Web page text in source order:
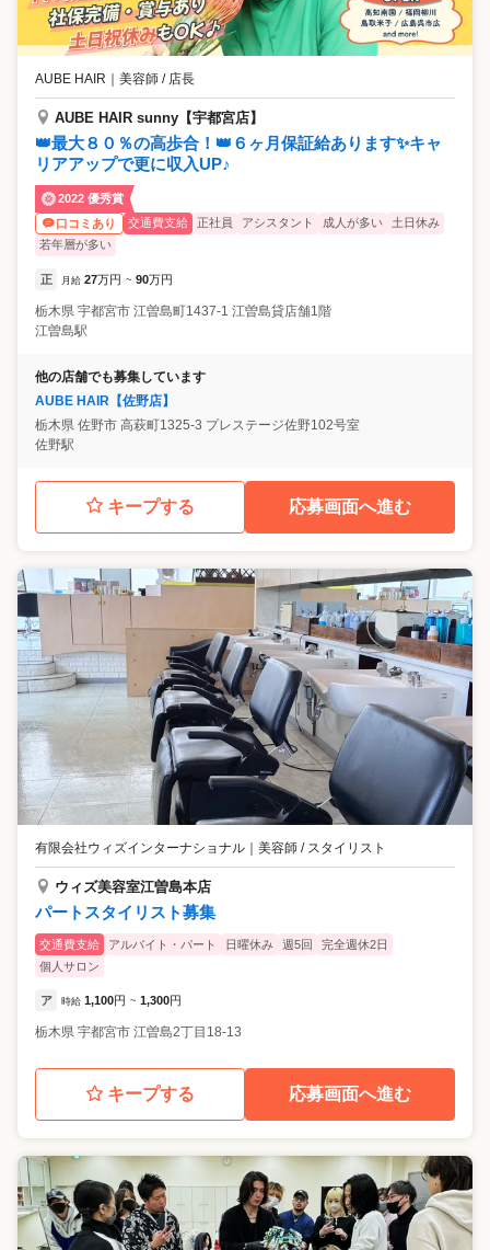
AUBE HAIR 美容師 / 店長
AUBE HAIR sunny【宇都宮店】
👑最大８０％の高歩合！👑６ヶ月保証給あります✨キャ
リアアップで更に収入UP♪
2022 優秀賞
口コミあり
交通費支給 正社員 アシスタント 成人が多い
土日休み
若年層が多い
正 月給 27万円 ~ 90万円
栃木県 宇都宮市 江曽島町1437-1 江曽島貸店舗1階
江曽島駅
他の店舗でも募集しています
AUBE HAIR【佐野店】
栃木県 佐野市 高萩町1325-3 プレステージ佐野102号室
佐野駅
キープする 応募画面へ進む
有限会社ウィズインターナショナル 美容師 / スタイリスト
ウィズ美容室江曽島本店
パートスタイリスト募集
交通費支給 アルバイト・パート 日曜休み 週5回
完全週休2日
個人サロン
ア 時給 1,100円 ~ 1,300円
栃木県 宇都宮市 江曽島2丁目18-13
キープする 応募画面へ進む